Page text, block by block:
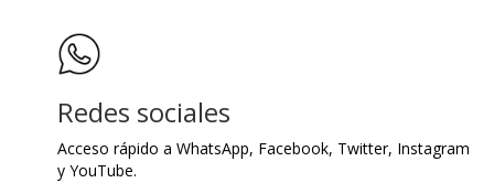
Redes sociales
Acceso rápido a WhatsApp, Facebook, Twitter, Instagram
y YouTube.